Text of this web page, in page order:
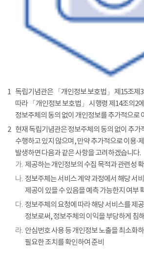
1 독립기념관은 「개인정보 보호법」 제15조제3
따라 「개인정보 보호법」 시행령 제14조의2
정보주체의 동의 없이 개인정보를 추가적으로
2 현재 독립기념관은 정보주체의 동의 없이 추가
수행하고 있지 않으며, 만약 추가적으로 이용·
발생하면 다음과 같은 사항을 고려하겠습니다.
가. 제공하는 개인정보의 수집 목적과 관련성
나. 정보주체는 서비스 계약 과정에서 해당 서
제공이 있을 수 있음을 예측 가능한지 여부
다. 정보주체의 요청에 따라 해당 서비스를 제
정보로써, 정보주체의 이익을 부당하게 침
라. 안심번호 사용 등 개인정보 노출을 최소화
필요한 조치를 확인하여 준비